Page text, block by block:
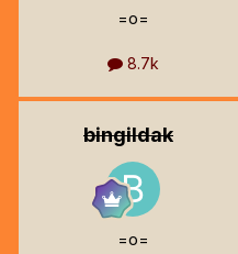
=o=
8.7k
bingildak
=o=